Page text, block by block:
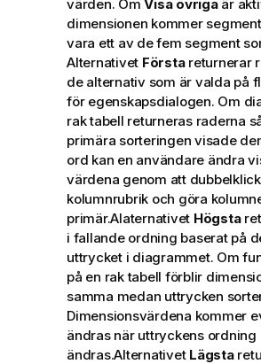
värden. OmVisa övrigaär
dimensionen kommer
vara ett av de fem segment
Alternativet Förstareturnerar
de alternativ som är valda på
för egenskapsdialogen. Om
rak tabell returneras raderna
primära sorteringen visade
ord kan en användare ändra
värdena genom att
kolumnrubrik och göra
primär.Alaternativet Högsta
i fallande ordning baserat på
uttrycket i diagrammet. Om
på en rak tabell förblir
samma medan uttrycken
Dimensionsvärdena kommer
ändras när uttryckens ordning
ändras.Alternativet Lägsta